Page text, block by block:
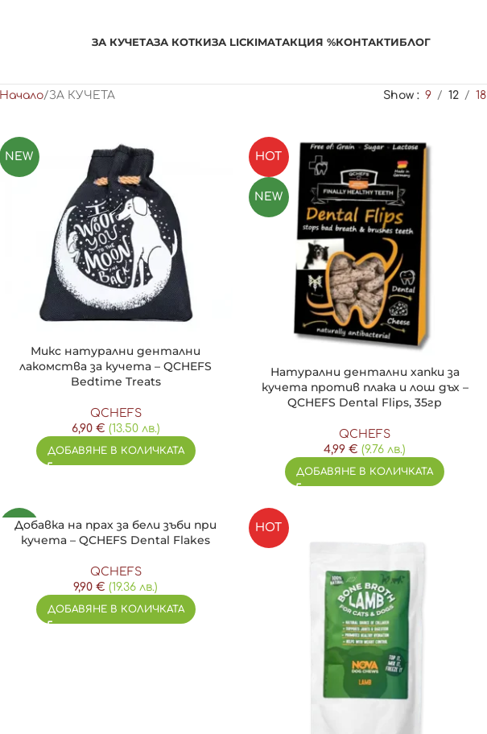
ЗА КУЧЕТАЗА КОТКИЗА LICKIMATАКЦИЯ %КОНТАКТИБЛОГ
Начало ЗА КУЧЕТА Show 9 12 18
NEW
Микс натурални дентални
лакомства за кучета – QCHEFS
Bedtime Treats
QCHEFS
6,90 € (13.50 лв.)
ДОБАВЯНЕ В КОЛИЧКАТА
HOT
NEW
Натурални дентални хапки за
кучета против плака и лош дъх –
QCHEFS Dental Flips, 35гр
QCHEFS
4,99€ (9.76 лв.)
ДОБАВЯНЕ В КОЛИЧКАТА
NEW
Добавка на прах за бели зъби при
кучета – QCHEFS Dental Flakes
QCHEFS
9,90€ (19.36 лв.)
ДОБАВЯНЕ В КОЛИЧКАТА
HOT